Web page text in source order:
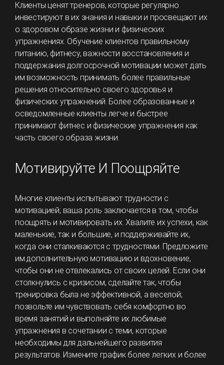
Клиенты ценят тренеров, которые регулярно
инвестируют в их знания и навыки и просвещают их
о здоровом образе жизни и физических
упражнениях. Обучение клиентов правильному
питанию, фитнесу, важности восстановления и
поддержания долгосрочной мотивации может дать
им возможность принимать более правильные
решения относительно своего здоровья и
физических упражнений. Более образованные и
осведомленные клиенты легче и быстрее
принимают фитнес и физические упражнения как
часть своего образа жизни.
Мотивируйте И Поощряйте
Многие клиенты испытывают трудности с
мотивацией; ваша роль заключается в том, чтобы
поощрять и мотивировать их. Хвалите их успехи, как
маленькие, так и большие, и поддерживайте их,
когда они сталкиваются с трудностями. Предложите
им дополнительную мотивацию и вдохновение,
чтобы они не отвлекались от своих целей. Если они
столкнулись с кризисом, сделайте так, чтобы
тренировка была не эффективной, а веселой;
позвольте им чувствовать себя комфортно во
время занятий и выполняйте их любимые
упражнения в сочетании с теми, которые
необходимы для дальнейшего развития
результатов. Измените график более легких и более